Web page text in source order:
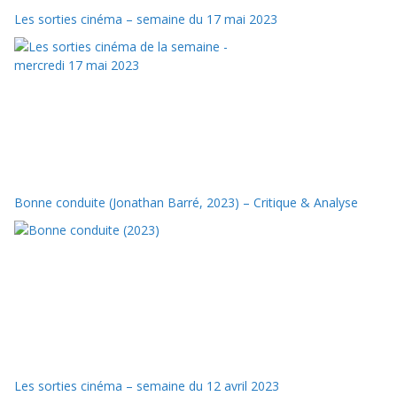
Les sorties cinéma – semaine du 17 mai 2023
Bonne conduite (Jonathan Barré, 2023) – Critique & Analyse
Les sorties cinéma – semaine du 12 avril 2023